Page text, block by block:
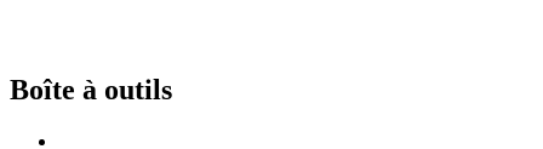
Boîte à outils